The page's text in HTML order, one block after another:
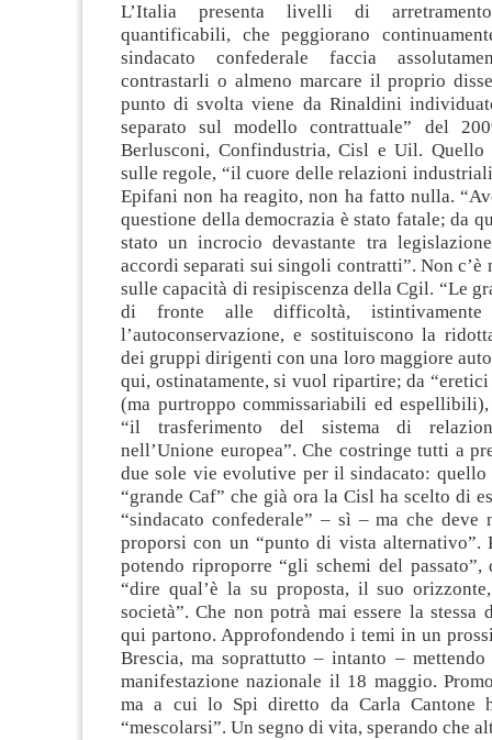
L’Italia presenta livelli di
quantificabili, che peggiorano
sindacato confederale faccia
contrastarli o almeno marcare il proprio
punto di svolta viene da Rinaldini
separato sul modello contrattuale” del
Berlusconi, Confindustria, Cisl e Uil. Quello
sulle regole, “il cuore delle relazioni
Epifani non ha reagito, non ha fatto nulla.
questione della democrazia è stato fatale; da
stato un incrocio devastante tra
accordi separati sui singoli contratti”. Non c’è
sulle capacità di resipiscenza della Cgil. “Le
di fronte alle difficoltà, istintivamente
l’autoconservazione, e sostituiscono la
dei gruppi dirigenti con una loro maggiore
qui, ostinatamente, si vuol ripartire; da
(ma purtroppo commissariabili ed espellibili),
“il trasferimento del sistema di
nell’Unione europea”. Che costringe tutti a
due sole vie evolutive per il sindacato:
“grande Caf” che già ora la Cisl ha scelto di
“sindacato confederale” – sì – ma che deve
proporsi con un “punto di vista alternativo”.
potendo riproporre “gli schemi del passato”,
“dire qual’è la su proposta, il suo
società”. Che non potrà mai essere la stessa
qui partono. Approfondendo i temi in un
Brescia, ma soprattutto – intanto –
manifestazione nazionale il 18 maggio.
ma a cui lo Spi diretto da Carla Cantone
“mescolarsi”. Un segno di vita, sperando che